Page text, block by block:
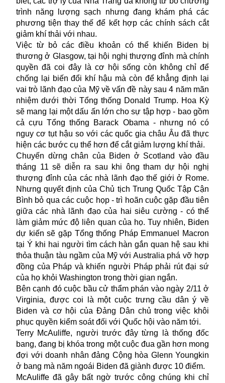
trình năng lượng sạch nhưng đang khám phá các
phương tiện thay thế để kết hợp các chính sách cắt
giảm khí thải với nhau.
Việc từ bỏ các điều khoản có thể khiến Biden bị
thương ở Glasgow, tại hội nghị thượng đỉnh mà chính
quyền đã coi đây là cơ hội sống còn không chỉ để
chống lại biến đổi khí hậu mà còn để khẳng định lại
vai trò lãnh đạo của Mỹ về vấn đề này sau 4 năm mãn
nhiệm dưới thời Tổng thống Donald Trump. Hoa Kỳ
sẽ mang lại một dấu ấn lớn cho sự tập hợp - bao gồm
cả cựu Tổng thống Barack Obama - nhưng nó có
nguy cơ tụt hậu so với các quốc gia châu Âu đã thực
hiện các bước cụ thể hơn để cắt giảm lượng khí thải.
Chuyến dừng chân của Biden ở Scotland vào đầu
tháng 11 sẽ diễn ra sau khi ông tham dự hội nghị
thượng đỉnh của các nhà lãnh đạo thế giới ở Rome.
Nhưng quyết định của Chủ tịch Trung Quốc Tập Cận
Bình bỏ qua các cuộc họp - trì hoãn cuộc gặp đầu tiên
giữa các nhà lãnh đạo của hai siêu cường - có thể
làm giảm mức độ liên quan của họ. Tuy nhiên, Biden
dự kiếnsẽ gặp Tổng thống Pháp Emmanuel Macron
tại Ý khi hai người tìm cách hàn gắn quan hệ sau khi
thỏa thuận tàu ngầm của Mỹ với Australia phá vỡ hợp
đồng của Pháp và khiến người Pháp phải rút đại sứ
của họ khỏi Washington trong thời gian ngắn.
Bên cạnh đó cuộc bầu cử thẩm phán vào ngày 2/11 ở
Virginia, được coi là một cuộc trưng cầu dân ý về
Biden và cơ hội của Đảng Dân chủ trong việc khôi
phục quyền kiểm soát đối với Quốc hội vào năm tới.
Terry McAuliffe, người trước đây từng là thống đốc
bang, đang bị khóa trong một cuộc đua gần hơn mong
đợi với doanh nhân đảng Cộng hòa Glenn Youngkin
ở bang mà năm ngoái Biden đã giành được 10 điểm.
McAuliffe đã gây bất ngờ trước công chúng khi chỉ